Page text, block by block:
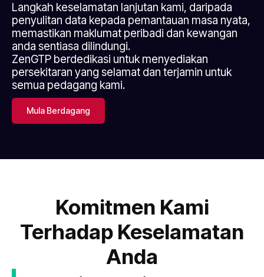
Langkah keselamatan lanjutan kami, daripada
penyulitan data kepada pemantauan masa nyata,
memastikan maklumat peribadi dan kewangan
anda sentiasa dilindungi.
ZenGTP berdedikasi untuk menyediakan
persekitaran yang selamat dan terjamin untuk
semua pedagang kami.
Mula Berdagang
Komitmen Kami
Terhadap Keselamatan
Anda